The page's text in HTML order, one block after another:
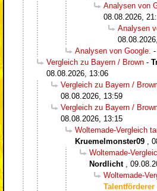
Analysen von
08.08.2026,
Analysen
Analysen von Google. -
Vergleich zu Bayern / Brown -
08.08.2026, 13:06
Vergleich zu Bayern /
08.08.2026, 13:59
Vergleich zu Bayern /
08.08.2026, 13:15
Woltemade-Vergleich
Kruemelmonster09 ,
Woltemade-
Nordlicht ,
Woltemade-
Talentförderer